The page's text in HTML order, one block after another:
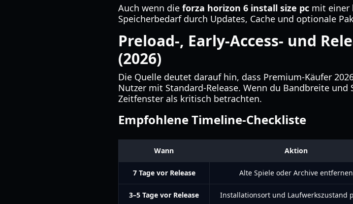
Auch wenn die forza horizon 6 install size pc mit einer
Speicherbedarf durch Updates, Cache und optionale
Preload-, Early-Access- und
(2026)
Die Quelle deutet darauf hin, dass Premium-Käufer
Nutzer mit Standard-Release. Wenn du Bandbreite
Zeitfenster als kritisch betrachten.
Empfohlene Timeline-Checkliste
Wann Aktion
7 Tage vor Release Alte Spiele oder Archive entfernen
3–5 Tage vor Release Installationsort und Laufwerkszustand